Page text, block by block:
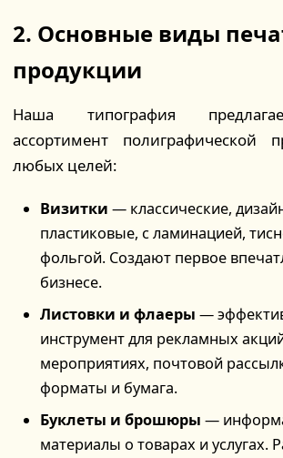
2. Основные виды
продукции
Наша типография
ассортимент полиграфической
любых целей:
Визитки — классические,
пластиковые, с ламинацией,
фольгой. Создают первое
бизнесе.
Листовки и флаеры —
инструмент для рекламных
мероприятиях, почтовой
форматы и бумага.
Буклеты и брошюры —
материалы о товарах и услугах.